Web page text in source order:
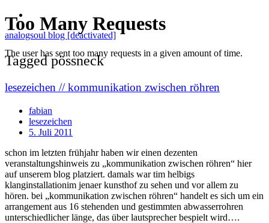
analogsoul blog [deactivated]
Tagged pössneck
lesezeichen // kommunikation zwischen röhren
fabian
lesezeichen
5. Juli 2011
schon im letzten frühjahr haben wir einen dezenten
veranstaltungshinweis zu „kommunikation zwischen röhren“ hier
auf unserem blog platziert. damals war tim helbigs
klanginstallationim jenaer kunsthof zu sehen und vor allem zu
hören. bei „kommunikation zwischen röhren“ handelt es sich um ein
arrangement aus 16 stehenden und gestimmten abwasserrohren
unterschiedlicher länge, das über lautsprecher bespielt wird….